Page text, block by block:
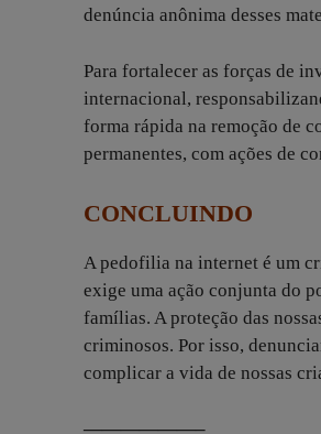
denúncia anônima desses
Para fortalecer as forças de
internacional,
forma rápida na remoção de
permanentes, com ações de
CONCLUINDO
A pedofilia na internet é um
exige uma ação conjunta do
famílias. A proteção das
criminosos. Por isso,
complicar a vida de nossas
——————–